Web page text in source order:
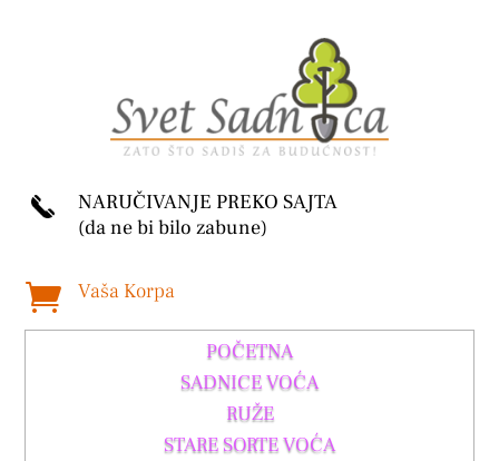
NARUČIVANJE PREKO SAJTA
(da ne bi bilo zabune)
 Vaša Korpa
POČETNA
SADNICE VOĆA
RUŽE
STARE SORTE VOĆA